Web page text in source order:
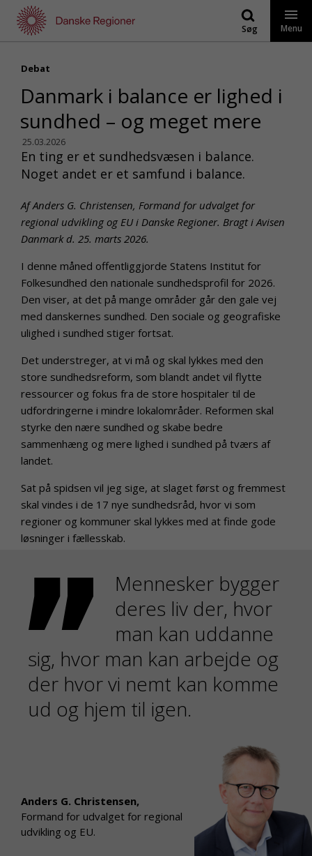
indhold
Søg Menu
Debat
Danmark i balance er lighed i
sundhed – og meget mere
25.03.2026
En ting er et sundhedsvæsen i balance.
Noget andet er et samfund i balance.
Af Anders G. Christensen, Formand for udvalget for
regional udvikling og EU i Danske Regioner. Bragt i Avisen
Danmark d. 25. marts 2026.
I denne måned offentliggjorde Statens Institut for
Folkesundhed den nationale sundhedsprofil for 2026.
Den viser, at det på mange områder går den gale vej
med danskernes sundhed. Den sociale og geografiske
ulighed i sundhed stiger fortsat.
Det understreger, at vi må og skal lykkes med den
store sundhedsreform, som blandt andet vil flytte
ressourcer og fokus fra de store hospitaler til de
udfordringerne i mindre lokalområder. Reformen skal
styrke den nære sundhed og skabe bedre
sammenhæng og mere lighed i sundhed på tværs af
landet.
Sat på spidsen vil jeg sige, at slaget først og fremmest
skal vindes i de 17 nye sundhedsråd, hvor vi som
regioner og kommuner skal lykkes med at finde gode
løsninger i fællesskab.
Mennesker bygger
deres liv der, hvor
man kan uddanne
sig, hvor man kan arbejde og
der hvor vi nemt kan komme
ud og hjem til igen.
Anders G. Christensen,
Formand for udvalget for regional
udvikling og EU.